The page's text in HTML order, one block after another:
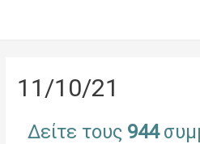
11/10/21
Δείτε τους 944